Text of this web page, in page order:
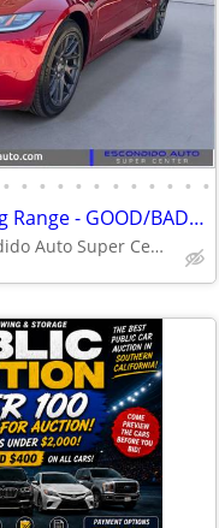
• • • • • • • • • • • •
2025 Tesla Model 3 Long Range - GOOD/BAD/NO CREDIT OK!
+ Escondido Auto Super Center